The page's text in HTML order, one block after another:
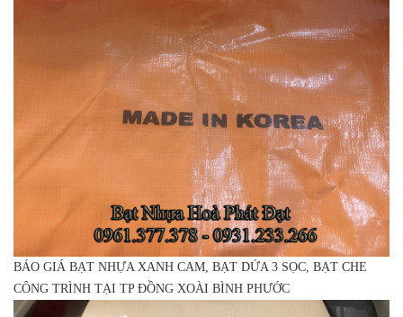
BÁO GIÁ BẠT NHỰA XANH CAM, BẠT DỨA 3 SỌC, BẠT CHE
CÔNG TRÌNH TẠI TP ĐỒNG XOÀI BÌNH PHƯỚC